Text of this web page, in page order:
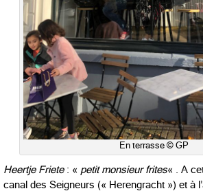
En terrasse © GP
Heertje Friete: « petit monsieur frites« . A
canal des Seigneurs (« Herengracht ») et à